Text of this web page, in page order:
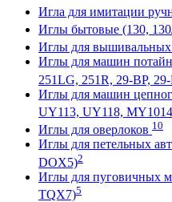
Игла для имитации
Иглы бытовые (130,
Иглы для
Иглы для машин
251LG, 251R, 29-BP,
Иглы для машин
UY113, UY118,
Иглы для оверлоков 10
Иглы для петельных
DOХ5)2
Иглы для пуговичных
TQX7)5